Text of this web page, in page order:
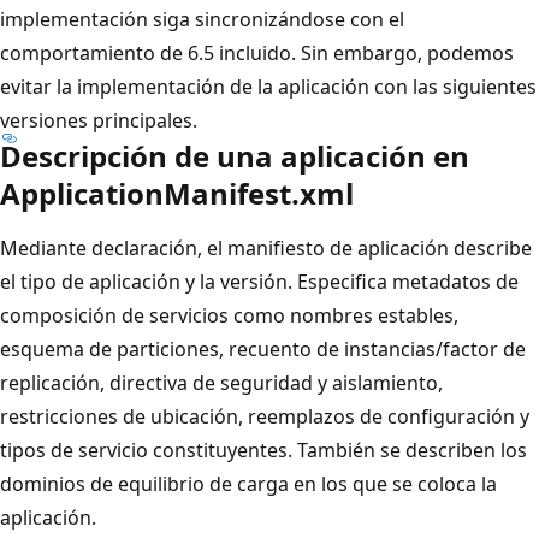
implementación siga sincronizándose con el
comportamiento de 6.5 incluido. Sin embargo, podemos
evitar la implementación de la aplicación con las siguientes
versiones principales.
Descripción de una aplicación en
ApplicationManifest.xml
Mediante declaración, el manifiesto de aplicación describe
el tipo de aplicación y la versión. Especifica metadatos de
composición de servicios como nombres estables,
esquema de particiones, recuento de instancias/factor de
replicación, directiva de seguridad y aislamiento,
restricciones de ubicación, reemplazos de configuración y
tipos de servicio constituyentes. También se describen los
dominios de equilibrio de carga en los que se coloca la
aplicación.